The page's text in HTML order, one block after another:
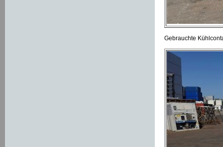
Gebrauchte